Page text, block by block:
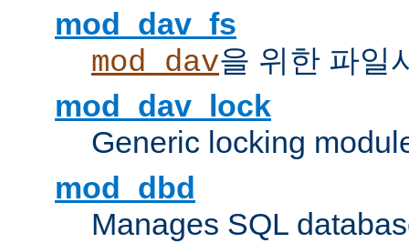
mod_dav_fs
mod_dav을 위한 파일
mod_dav_lock
Generic locking
mod_dbd
Manages SQL